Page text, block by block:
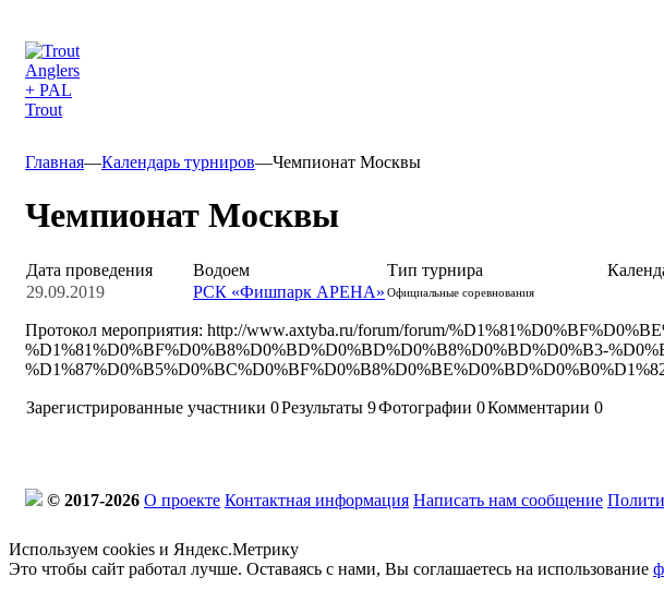
Главная—Календарь турниров—Чемпионат Москвы
Чемпионат Москвы
Дата проведения Водоем Тип турнира
29.09.2019
РСК «Фишпарк АРЕНА» Официальные соревнования
Протокол мероприятия: http://www.axtyba.ru/forum/forum/
%D1%81%D0%BF%D0%B8%D0%BD%D0%BD%D0%B8%D0%BD%D0%B3-
Зарегистрированные участники 0Результаты 9Фотографии 0Комментарии 0
© 2017-2026 О проекте Контактная информация Написать нам сообщение
Используем cookies и Яндекс.Метрику
Это чтобы сайт работал лучше. Оставаясь с нами, Вы соглашаетесь на использование